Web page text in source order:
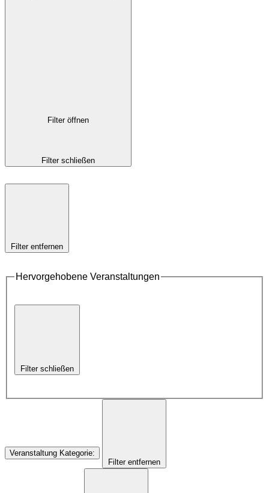
Filter öffnen
Filter schließen
Filter entfernen
Hervorgehobene Veranstaltungen
Filter schließen
Veranstaltung Kategorie:
Filter entfernen